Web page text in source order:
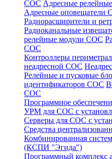
СОС Адресные
Адресные оповещатели
Радиорасширители и
Радиоканальные
релейные модули СОС
СОС
Контроллеры
неадресной СОС
Релейные и пусковые
идентификаторов СОС
СОС
Программное
УРМ для СОС с
Серверы для СОС с
Средства
Комбинированная
(КСПИ "Эгида")
Программный комплекс